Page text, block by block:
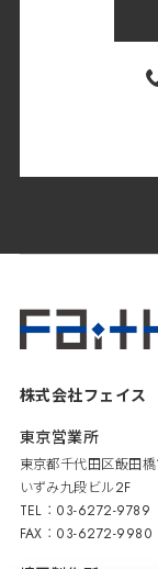
株式会社フェイス
東京営業所
東京都千代田区飯田
いずみ九段ビル2F
TEL：03-6272-9789
FAX：03-6272-9980